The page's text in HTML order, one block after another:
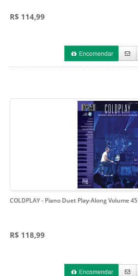
R$ 114,99
Encomendar
COLDPLAY- Piano Duet Play-Along Volume 45
R$ 118,99
Encomendar